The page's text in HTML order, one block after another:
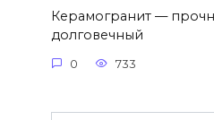
Керамогранит —
долговечный
0 733